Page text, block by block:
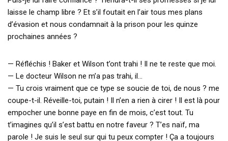
laisse le champ libre ? Et s’il foutait en l’air tous mes plans
d’évasion et nous condamnait à la prison pour les quinze
prochaines années ?
— Réfléchis ! Baker et Wilson t’ont trahi ! Il ne te reste que moi.
— Le docteur Wilson ne m’a pas trahi, il…
— Tu crois vraiment que ce type se soucie de toi, de nous ? me
coupe-t-il. Réveille-toi, putain ! Il n’en a rien à cirer ! Il est là pour
empocher une bonne paye en fin de mois, c’est tout. Tu
t’imagines qu’il s’est battu en notre faveur ? T’es naïf, ma
parole ! Je suis le seul sur qui tu peux compter ! Ça a toujours